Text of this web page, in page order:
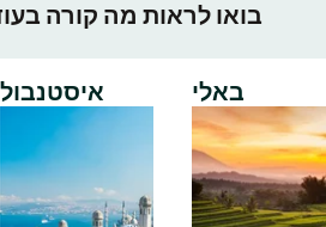
בואו לראות מה קורה
איסטנבול באלי